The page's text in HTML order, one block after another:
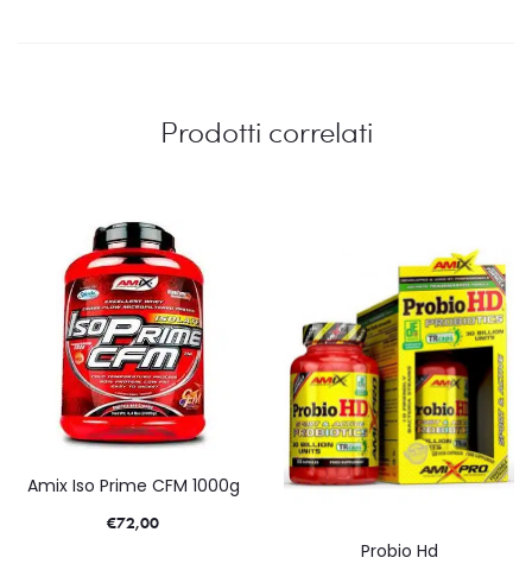
Prodotti correlati
Amix Iso Prime CFM 1000g
€72,00
Probio Hd